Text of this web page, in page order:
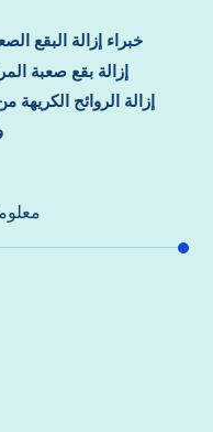
خبراء إزالة البقع
إزالة بقع صعبة
إزالة الروائح